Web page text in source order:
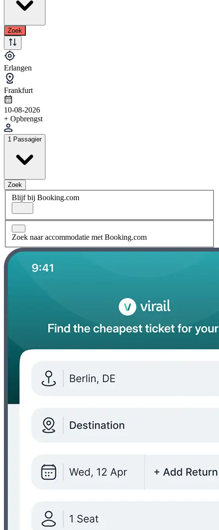
Zoek
Erlangen
Frankfurt
10-08-2026
+ Opbrengst
1 Passagier
Zoek
Blijf bij Booking.com
Zoek naar accommodatie met Booking.com